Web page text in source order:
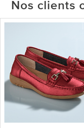
Nos clients